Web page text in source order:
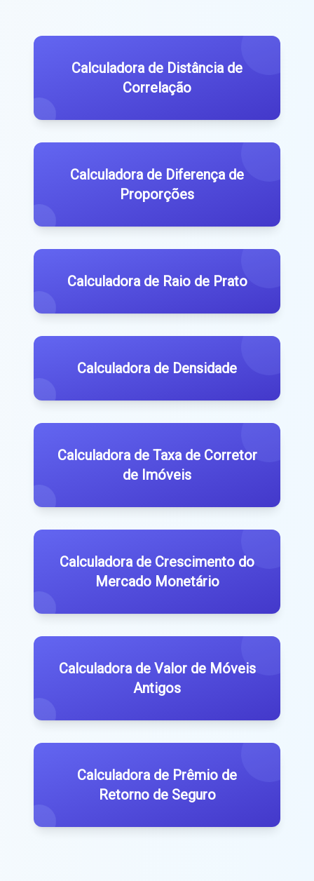
Calculadora de Distância de
Correlação
Calculadora de Diferença de
Proporções
Calculadora de Raio de Prato
Calculadora de Densidade
Calculadora de Taxa de Corretor
de Imóveis
Calculadora de Crescimento do
Mercado Monetário
Calculadora de Valor de Móveis
Antigos
Calculadora de Prêmio de
Retorno de Seguro